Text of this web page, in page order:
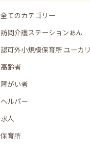
全てのカテゴリー
訪問介護ステーションあん
認可外小規模保育所 ユーカリ
高齢者
障がい者
ヘルパー
求人
保育所